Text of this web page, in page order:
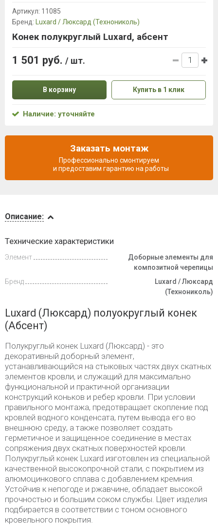
и оплата
Описание:
Технические характеристики
Элемент
Доборные элементы для
композитной черепицы
Бренд
Luxard / Люксард
(Технониколь)
Luxard (Люксард) полуокруглый конек
(Абсент)
Полукруглый конек Luxard (Люксард) - это
декоративный доборный элемент,
устанавливающийся на стыковых частях двух скатных
элементов кровли, и служащий для максимально
функциональной и практичной организации
конструкций коньков и ребер кровли. При условии
правильного монтажа, предотвращает скопление под
кровлей водного конденсата, путем вывода его во
внешнюю среду, а также позволяет создать
герметичное и защищенное соединение в местах
сопряжения двух скатных поверхностей кровли.
Полукруглый конек Luxard изготовлен из специальной
качественной высокопрочной стали, с покрытием из
алюмоцинкового сплава с добавлением кремния.
Устойчив к непогоде и ржавчине, обладает высокой
прочностью и большим соком службы. Цвет изделия
подбирается в соответствии с тоном основного
кровельного покрытия.
Артикул: 11085
Бренд:
Luxard / Люксард (Технониколь)
Конек полукруглый Luxard, абсент
1 501 руб. / шт.
В корзину Купить в 1 клик
Наличие: уточняйте
Заказать монтаж
Профессионально смонтируем
и предоставим гарантию на работы